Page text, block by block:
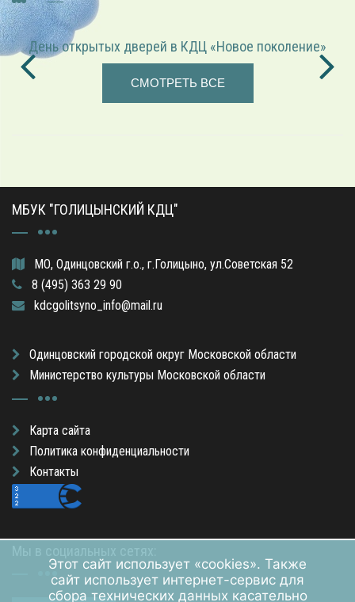
«Играем в режиссёра» — театрализованная программа
СМОТРЕТЬ ВСЕ
МБУК "ГОЛИЦЫНСКИЙ КДЦ"
МО, Одинцовский г.о., г.Голицыно, ул.Советская 52
8 (495) 363 29 90
kdcgolitsyno_info@mail.ru
Одинцовский городской округ Московской области
Министерство культуры Московской области
Карта сайта
Политика конфиденциальности
Контакты
Этот сайт использует «cookies». Также
сайт использует интернет-сервис для
сбора технических данных касательно